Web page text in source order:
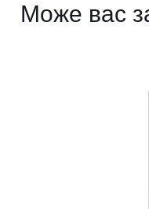
Може вас